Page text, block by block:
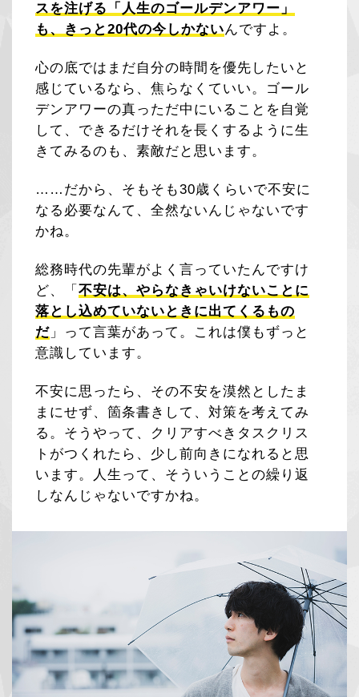
スを注げる「人生のゴールデンアワー」
も、きっと20代の今しかないんですよ。
心の底ではまだ自分の時間を優先したいと
感じているなら、焦らなくていい。ゴール
デンアワーの真っただ中にいることを自覚
して、できるだけそれを長くするように生
きてみるのも、素敵だと思います。
……だから、そもそも30歳くらいで不安に
なる必要なんて、全然ないんじゃないです
かね。
総務時代の先輩がよく言っていたんですけ
ど、「不安は、やらなきゃいけないことに
落とし込めていないときに出てくるもの
だ 」って言葉があって。これは僕もずっと
意識しています。
不安に思ったら、その不安を漠然としたま
まにせず、箇条書きして、対策を考えてみ
る。そうやって、クリアすべきタスクリス
トがつくれたら、少し前向きになれると思
います。人生って、そういうことの繰り返
しなんじゃないですかね。